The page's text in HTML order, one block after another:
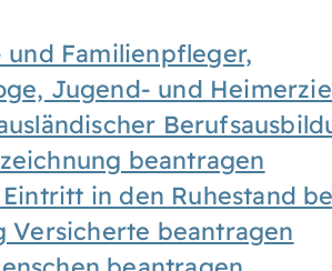
Familienpfleger,
Jugend- und
beantragen
in den Ruhestand
Versicherte beantragen